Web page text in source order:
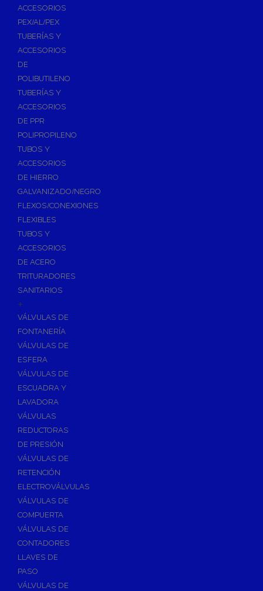
ACCESORIOS
PEX/AL/PEX
TUBERÍAS Y
ACCESORIOS
DE
POLIBUTILENO
TUBERÍAS Y
ACCESORIOS
DE PPR
POLIPROPILENO
TUBOS Y
ACCESORIOS
DE HIERRO
GALVANIZADO/NEGRO
FLEXOS/CONEXIONES
FLEXIBLES
TUBOS Y
ACCESORIOS
DE ACERO
TRITURADORES
SANITARIOS
+
VÁLVULAS DE
FONTANERÍA
VÁLVULAS DE
ESFERA
VÁLVULAS DE
ESCUADRA Y
LAVADORA
VÁLVULAS
REDUCTORAS
DE PRESIÓN
VÁLVULAS DE
RETENCIÓN
ELECTROVÁLVULAS
VÁLVULAS DE
COMPUERTA
VÁLVULAS DE
CONTADORES
LLAVES DE
PASO
VÁLVULAS DE